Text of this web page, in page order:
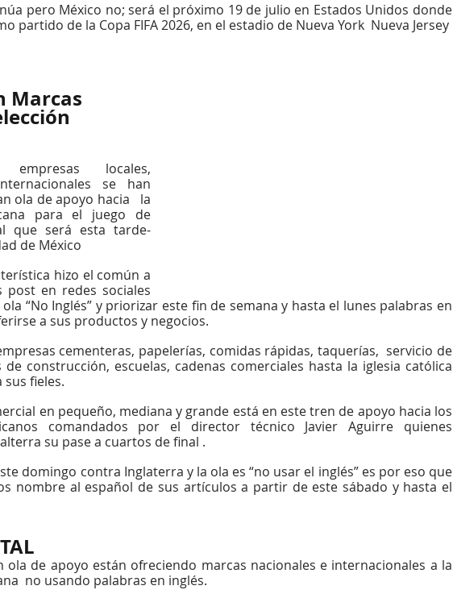
pero México no; será el próximo 19 de julio en Estados Unidos donde
partido de la Copa FIFA 2026, en el estadio de Nueva York  Nueva Jersey
Marcas
locales,
se han
ola de apoyo hacia   la
para el juego de
que será esta tarde-
de México
hizo el común a
post en redes sociales
“No Inglés” y priorizar este fin de semana y hasta el lunes palabras en
a sus productos y negocios.
cementeras, papelerías, comidas rápidas, taquerías,  servicio de
de construcción, escuelas, cadenas comerciales hasta la iglesia católica
sus fieles.
en pequeño, mediana y grande está en este tren de apoyo hacia los
comandados por el director técnico Javier Aguirre quienes
su pase a cuartos de final .
domingo contra Inglaterra y la ola es “no usar el inglés” es por eso que
nombre al español de sus artículos a partir de este sábado y hasta el
ola de apoyo están ofreciendo marcas nacionales e internacionales a la
no usando palabras en inglés.